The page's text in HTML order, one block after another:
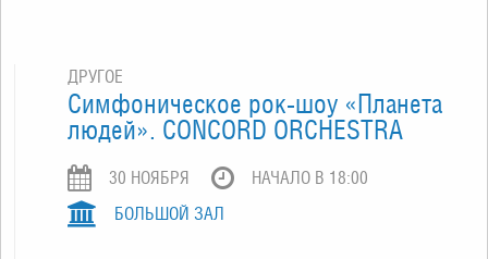
ДРУГОЕ
Симфоническое рок-шоу «Планета
людей». CONCORD ORCHESTRA
30 НОЯБРЯ
НАЧАЛО В 18:00
БОЛЬШОЙ ЗАЛ